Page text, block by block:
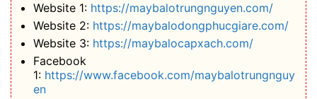
Website 1: https://maybalotrungnguyen.com/
Website 2: https://maybalodongphucgiare.com/
Website 3: https://maybalocapxach.com/
Facebook
1: https://www.facebook.com/maybalotrungnguy
en